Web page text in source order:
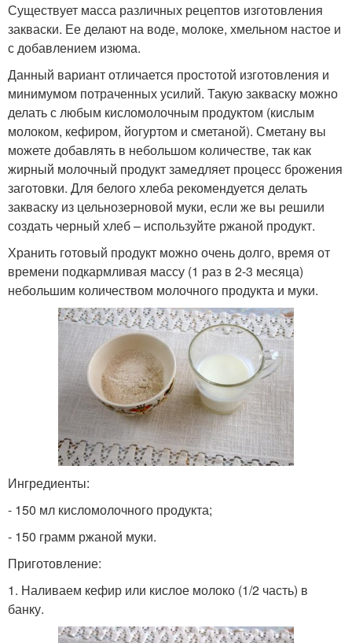
Существует масса различных рецептов изготовления
закваски. Ее делают на воде, молоке, хмельном настое и
с добавлением изюма.
Данный вариант отличается простотой изготовления и
минимумом потраченных усилий. Такую закваску можно
делать с любым кисломолочным продуктом (кислым
молоком, кефиром, йогуртом и сметаной). Сметану вы
можете добавлять в небольшом количестве, так как
жирный молочный продукт замедляет процесс брожения
заготовки. Для белого хлеба рекомендуется делать
закваску из цельнозерновой муки, если же вы решили
создать черный хлеб – используйте ржаной продукт.
Хранить готовый продукт можно очень долго, время от
времени подкармливая массу (1 раз в 2-3 месяца)
небольшим количеством молочного продукта и муки.
Ингредиенты:
- 150 мл кисломолочного продукта;
- 150 грамм ржаной муки.
Приготовление:
1. Наливаем кефир или кислое молоко (1/2 часть) в
банку.